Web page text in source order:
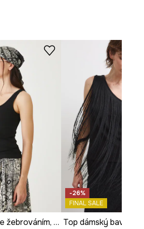
ROZMĚRY
uvedené pro velikost
S.
: 56 cm
Šířka podpaží
Modelka na fotografii je vysoká
181 cm a má na sebe velikost S
Prohlédněte si rozměry
Top dámský se žebrováním, z modalu
-26%
FINAL SALE